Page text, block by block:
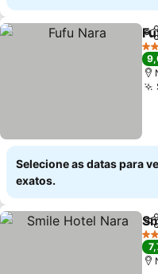
4
Selecione as datas para
exatos.
3